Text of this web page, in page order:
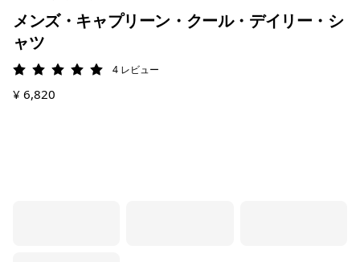
メンズ・キャプリーン・クール・デイリー・シ
ャツ
評価: 5 / 5 4 レビュー
¥ 6,820